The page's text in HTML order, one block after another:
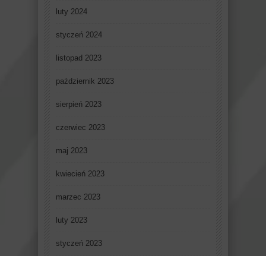
luty 2024
styczeń 2024
listopad 2023
październik 2023
sierpień 2023
czerwiec 2023
maj 2023
kwiecień 2023
marzec 2023
luty 2023
styczeń 2023